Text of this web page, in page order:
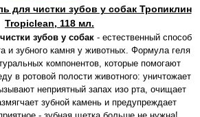
для чистки зубов у собак Тропиклин
Tropiclean, 118 мл.
зубов у собак - естественный способ
и зубного камня у животных. Формула геля
компонентов, которые помогают
в ротовой полости животного: уничтожает
неприятный запах изо рта, очищает
зубной камень и предупреждает